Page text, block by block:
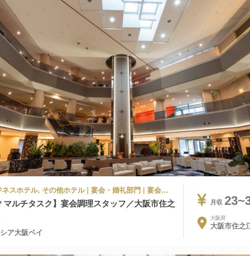
シティホテル, ビジネスホテル, その他ホテル | 宴会・婚礼部門 | 宴会調理 | ホテルフクラシア大阪ベイ
マルチタスク】宴会調理スタッフ／大阪市住之
ア大阪ベイ
月収
大阪府
大阪市住之